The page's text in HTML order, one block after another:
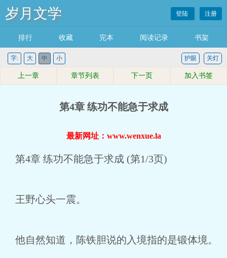
岁月文学 登陆 注册
排行 收藏 完本 阅读记录 书架
字: 大 中 小 关灯
护眼
上一章 章节列表 下一页 加入书签
第4章 练功不能急于求成
最新网址：www.wenxue.la
第4章 练功不能急于求成 (第1/3页)
王野心头一震。
他自然知道，陈铁胆说的入境指的是锻体境。